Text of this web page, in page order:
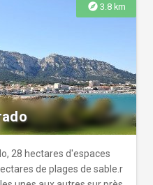
l'Huveaune, entre le
tant que lieu dédié à la
explore 3.8 km
28 hectares d'espaces
de plages de sable.r